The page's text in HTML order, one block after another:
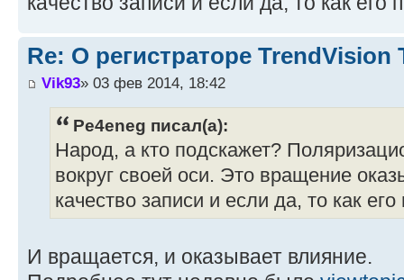
Re: О регистраторе TrendVision
Vik93» 03 фев 2014, 18:42
Pe4eneg писал(а):
Народ, а кто подскажет?
вокруг своей оси. Это вращение
качество записи и если да, то как
И вращается, и оказывает влияние.